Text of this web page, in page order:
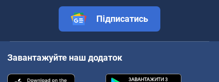
Підписатись
Завантажуйте наш додаток